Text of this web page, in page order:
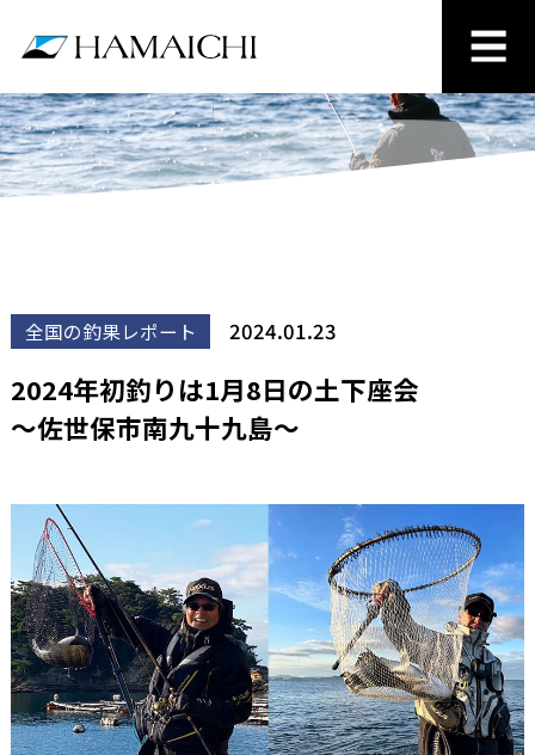
全国の釣果レポート 2024.01.23
2024年初釣りは1月8日の土下座会
～佐世保市南九十九島～